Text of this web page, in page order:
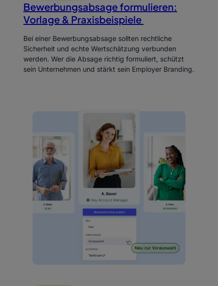
Bewerbungsabsage formulieren:
Vorlage & Praxisbeispiele
Bei einer Bewerbungsabsage sollten rechtliche
Sicherheit und echte Wertschätzung verbunden
werden. Wer die Absage richtig formuliert, schützt
sein Unternehmen und stärkt sein Employer Branding.